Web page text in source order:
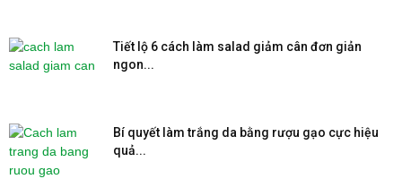
Tiết lộ 6 cách làm salad giảm cân đơn giản
ngon...
Bí quyết làm trắng da bằng rượu gạo cực hiệu
quả...